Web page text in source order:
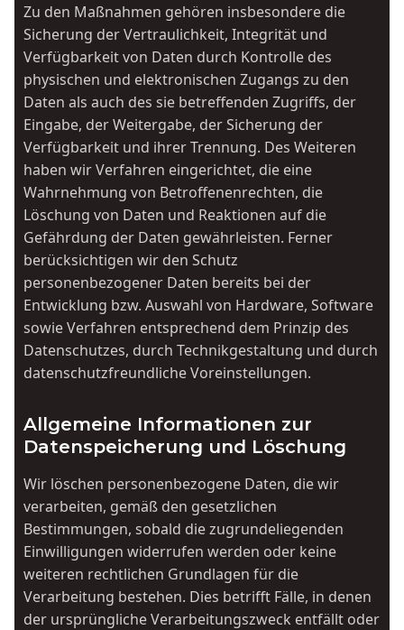
Zu den Maßnahmen gehören insbesondere die
Sicherung der Vertraulichkeit, Integrität und
Verfügbarkeit von Daten durch Kontrolle des
physischen und elektronischen Zugangs zu den
Daten als auch des sie betreffenden Zugriffs, der
Eingabe, der Weitergabe, der Sicherung der
Verfügbarkeit und ihrer Trennung. Des Weiteren
haben wir Verfahren eingerichtet, die eine
Wahrnehmung von Betroffenenrechten, die
Löschung von Daten und Reaktionen auf die
Gefährdung der Daten gewährleisten. Ferner
berücksichtigen wir den Schutz
personenbezogener Daten bereits bei der
Entwicklung bzw. Auswahl von Hardware, Software
sowie Verfahren entsprechend dem Prinzip des
Datenschutzes, durch Technikgestaltung und durch
datenschutzfreundliche Voreinstellungen.
Allgemeine Informationen zur
Datenspeicherung und Löschung
Wir löschen personenbezogene Daten, die wir
verarbeiten, gemäß den gesetzlichen
Bestimmungen, sobald die zugrundeliegenden
Einwilligungen widerrufen werden oder keine
weiteren rechtlichen Grundlagen für die
Verarbeitung bestehen. Dies betrifft Fälle, in denen
der ursprüngliche Verarbeitungszweck entfällt oder